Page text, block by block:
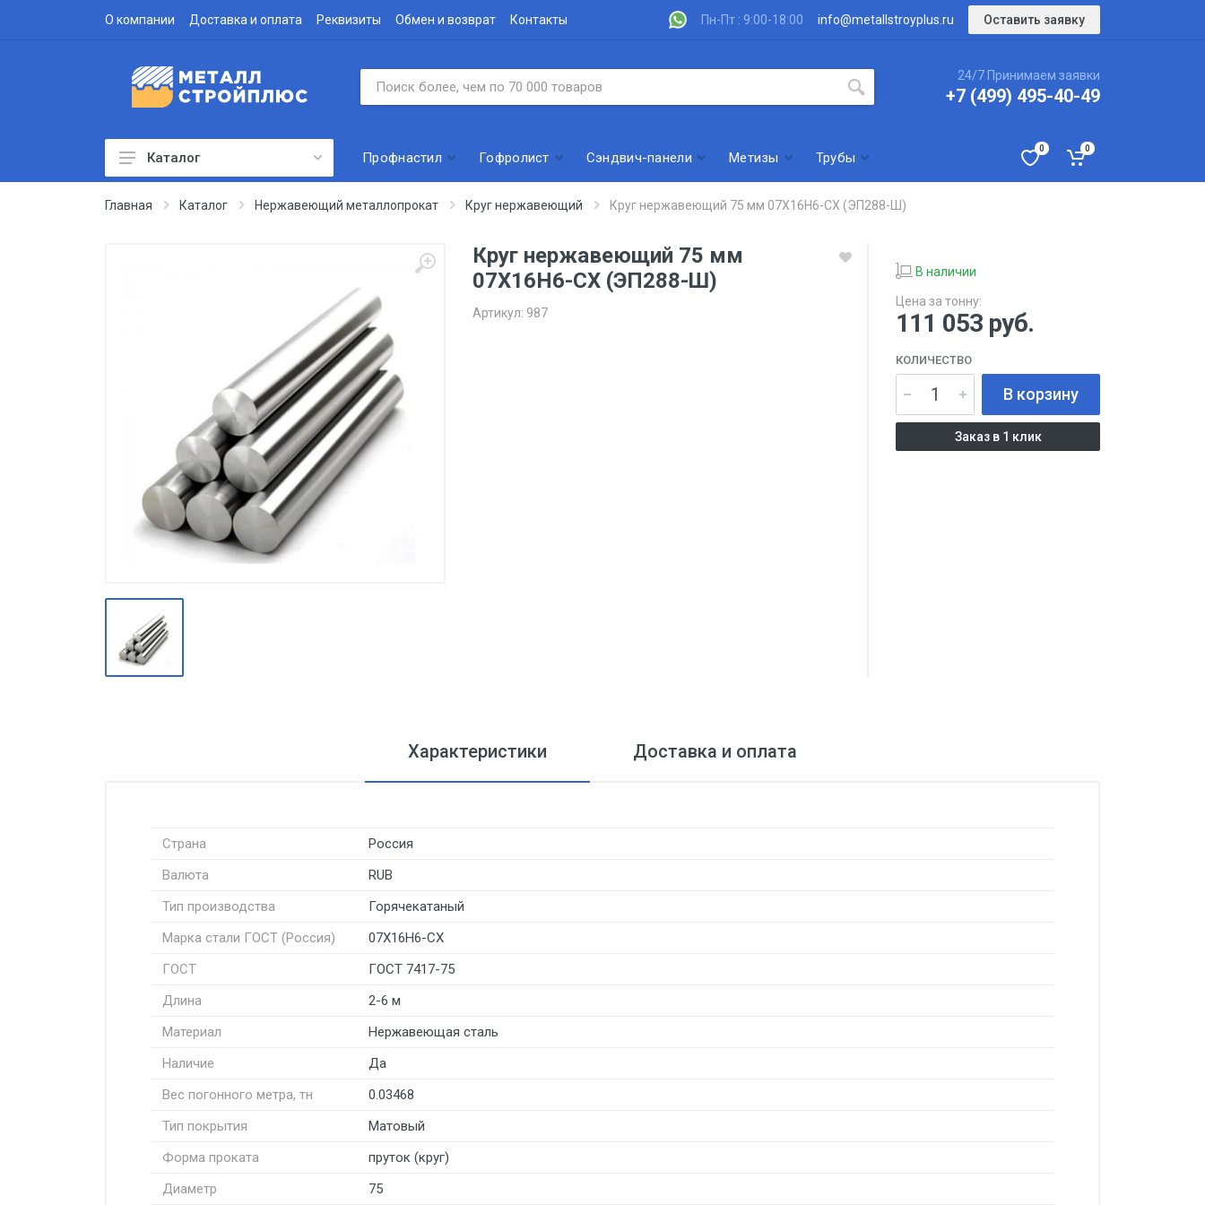
О компании Доставка и оплата Реквизиты Обмен и возврат Контакты Пн-Пт : 9:00-18:00 info@metallstroyplus.ru Оставить заявку
24/7 Принимаем заявки
+7 (499) 495-40-49
Профнастил
Производство
Штакетник
Черный металлопрокат
Нержавеющий металлопрокат
метизы
Оцинкованный металлопрокат
Запорная арматура
Каталог Профнастил Гофролист Сэндвич-панели Метизы Трубы
0 0
Главная Каталог Нержавеющий металлопрокат Круг нержавеющий Круг нержавеющий 75 мм 07Х16Н6-СХ (ЭП288-Ш)
Круг нержавеющий 75 мм
07Х16Н6-СХ (ЭП288-Ш)
Артикул: 987
В наличии
Цена за тонну:
111 053 руб.
КОЛИЧЕСТВО
В корзину
Заказ в 1 клик
Характеристики Доставка и оплата
Страна
Россия
Валюта
RUB
Тип производства
Горячекатаный
Марка стали ГОСТ (Россия)
07Х16Н6-СХ
ГОСТ
ГОСТ 7417-75
Длина
2-6 м
Материал
Нержавеющая сталь
Наличие
Да
Вес погонного метра, тн
0.03468
Тип покрытия
Матовый
Форма проката
пруток (круг)
Диаметр
75